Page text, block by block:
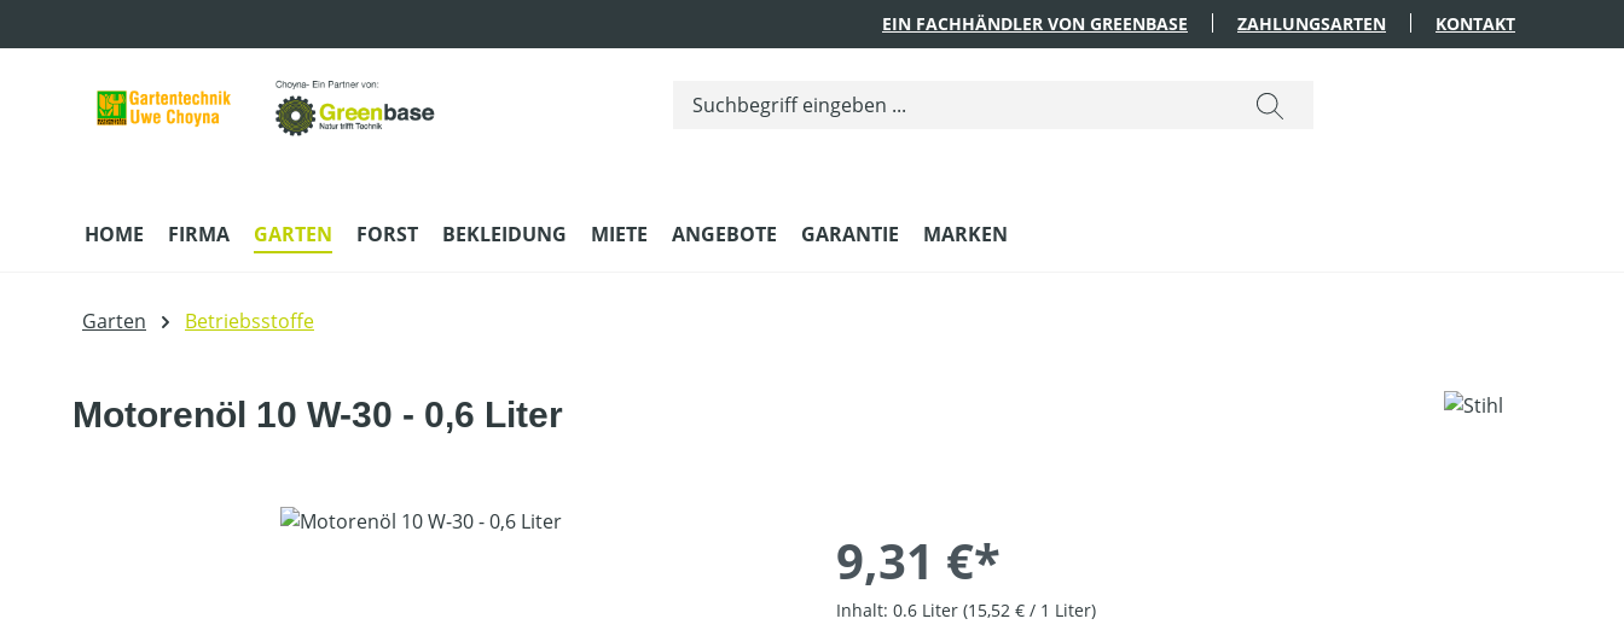
EIN FACHHÄNDLER VON GREENBASE ZAHLUNGSARTEN KONTAKT
HOME FIRMA GARTEN FORST BEKLEIDUNG MIETE ANGEBOTE GARANTIE MARKEN
Garten Betriebsstoffe
Motorenöl 10 W-30 - 0,6 Liter
Bildergalerie überspringen
9,31 €*
Inhalt: 0.6 Liter (15,52 € / 1 Liter)